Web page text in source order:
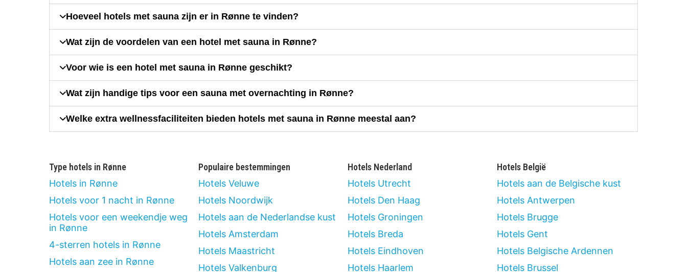
Hoeveel hotels met sauna zijn er in Rønne te vinden?
Wat zijn de voordelen van een hotel met sauna in Rønne?
Voor wie is een hotel met sauna in Rønne geschikt?
Wat zijn handige tips voor een sauna met overnachting in Rønne?
Welke extra wellnessfaciliteiten bieden hotels met sauna in Rønne meestal aan?
Type hotels in Rønne
Hotels in Rønne
Hotels voor 1 nacht in Rønne
Hotels voor een weekendje weg
in Rønne
4-sterren hotels in Rønne
Hotels aan zee in Rønne
Populaire bestemmingen
Hotels Veluwe
Hotels Noordwijk
Hotels aan de Nederlandse kust
Hotels Amsterdam
Hotels Maastricht
Hotels Valkenburg
Hotels Nederland
Hotels Utrecht
Hotels Den Haag
Hotels Groningen
Hotels Breda
Hotels Eindhoven
Hotels Haarlem
Hotels België
Hotels aan de Belgische kust
Hotels Antwerpen
Hotels Brugge
Hotels Gent
Hotels Belgische Ardennen
Hotels Brussel